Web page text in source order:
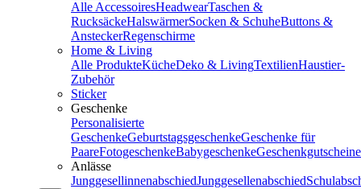
Alle AccessoiresHeadwearTaschen &
RucksäckeHalswärmerSocken & SchuheButtons &
AnsteckerRegenschirme
Home & Living
Alle ProdukteKücheDeko & LivingTextilienHaustier-
Zubehör
Sticker
Geschenke
Personalisierte
GeschenkeGeburtstagsgeschenkeGeschenke für
PaareFotogeschenkeBabygeschenkeGeschenkgutscheine
Anlässe
JunggesellinnenabschiedJunggesellenabschied